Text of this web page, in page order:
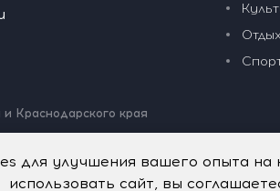
Краснодарского края
и нажмите Ctrl+Enter.
Отдых
для улучшения вашего опыта
использовать сайт, вы